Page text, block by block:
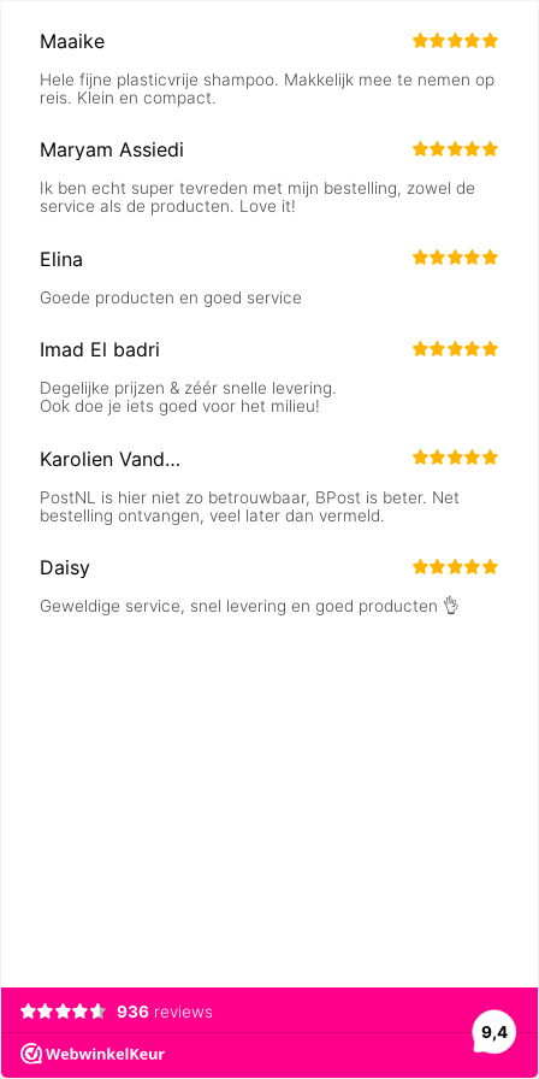
Maaike
Hele fijne plasticvrije shampoo. Makkelijk mee te nemen op
reis. Klein en compact.
Maryam Assiedi
Ik ben echt super tevreden met mijn bestelling, zowel de
service als de producten. Love it!
Elina
Goede producten en goed service
Imad El badri
Degelijke prijzen & zéér snelle levering.
Ook doe je iets goed voor het milieu!
Karolien Vandersarren
PostNL is hier niet zo betrouwbaar, BPost is beter. Net
bestelling ontvangen, veel later dan vermeld.
Daisy
Geweldige service, snel levering en goed producten 👌
936 reviews
9,4